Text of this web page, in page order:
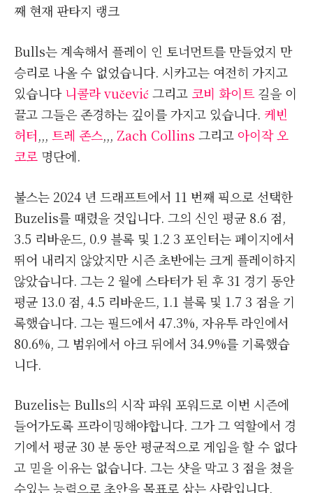
째 현재 판타지 랭크
Bulls는 계속해서 플레이 인 토너먼트를 만들었지 만
승리로 나올 수 없었습니다. 시카고는 여전히 가지고
있습니다니콜라 vučević그리고 코비 화이트길을 이
끌고 그들은 존경하는 깊이를 가지고 있습니다. 케빈
허터,,, 트레 존스,,, Zach Collins 그리고 아이작 오
코로 명단에.
불스는 2024 년 드래프트에서 11 번째 픽으로 선택한
Buzelis를 때렸을 것입니다. 그의 신인 평균 8.6 점,
3.5 리바운드, 0.9 블록 및 1.2 3 포인터는 페이지에서
뛰어 내리지 않았지만 시즌 초반에는 크게 플레이하지
않았습니다. 그는 2 월에 스타터가 된 후 31 경기 동안
평균 13.0 점, 4.5 리바운드, 1.1 블록 및 1.7 3 점을 기
록했습니다. 그는 필드에서 47.3%, 자유투 라인에서
80.6%, 그 범위에서 아크 뒤에서 34.9%를 기록했습
니다.
Buzelis는 Bulls의 시작 파워 포워드로 이번 시즌에
들어가도록 프라이밍해야합니다. 그가 그 역할에서 경
기에서 평균 30 분 동안 평균적으로 게임을 할 수 없다
고 믿을 이유는 없습니다. 그는 샷을 막고 3 점을 쳤을
수있는 능력으로 초안을 목표로 삼는 사람입니다.